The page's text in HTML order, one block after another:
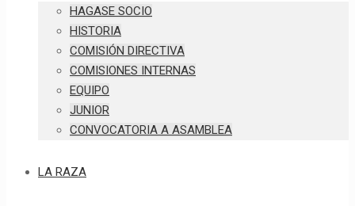
HAGASE SOCIO
HISTORIA
COMISIÓN DIRECTIVA
COMISIONES INTERNAS
EQUIPO
JUNIOR
CONVOCATORIA A ASAMBLEA
LA RAZA